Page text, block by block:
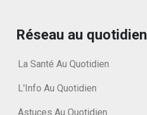
Réseau au quotidien
La Santé Au Quotidien
L'Info Au Quotidien
Astuces Au Quotidien